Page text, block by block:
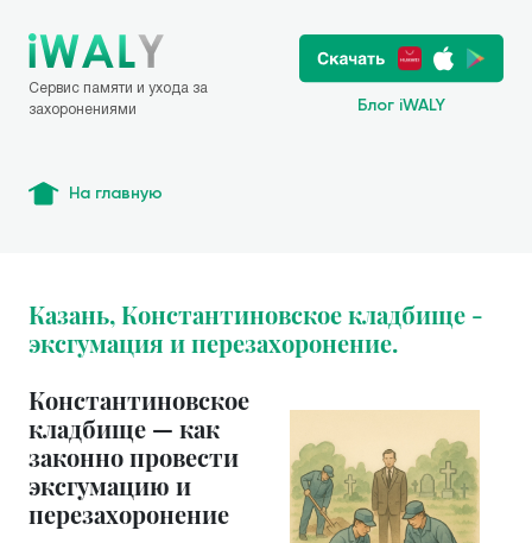
Сервис памяти и ухода за
захоронениями
Блог iWALY
На главную
Казань, Константиновское кладбище -
эксгумация и перезахоронение.
Константиновское
кладбище — как
законно провести
эксгумацию и
перезахоронение